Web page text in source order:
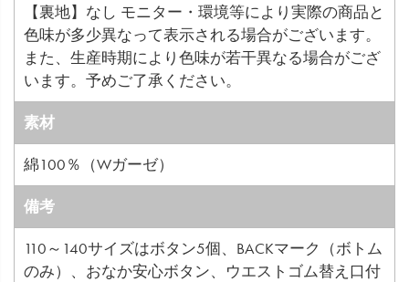
【裏地】なし モニター・環境等により実際の商品と
色味が多少異なって表示される場合がございます。
また、生産時期により色味が若干異なる場合がござ
います。予めご了承ください。
素材
綿100％（Wガーゼ）
備考
110～140サイズはボタン5個、BACKマーク（ボトム
のみ）、おなか安心ボタン、ウエストゴム替え口付